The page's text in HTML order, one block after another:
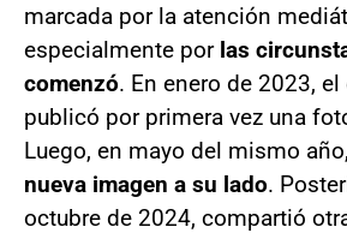
marcada por la atención
especialmente por las
comenzó. En enero de 2023,
publicó por primera vez una
Luego, en mayo del mismo
nueva imagen a su lado.
octubre de 2024, compartió